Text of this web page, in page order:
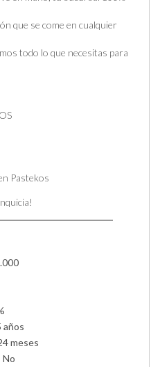
que se come en cualquier
todo lo que necesitas para
Pastekos
años
meses
No